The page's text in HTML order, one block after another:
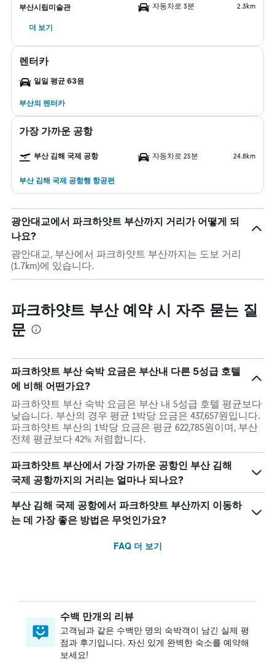
부산시립미술관 자동차로 3분 2.3km
더 보기
렌터카
일일 평균 63원
부산​의 렌터카
가장 가까운 공항
부산 김해 국제 공항 자동차로 25분 24.8km
부산 김해 국제 공항행 항공편
광안대교에서 파크하얏트 부산까지 거리가 어떻게 되
나요?
광안대교, 부산에서 파크하얏트 부산까지는 도보 거리
(1.7km)에 있습니다.
파크하얏트 부산 예약 시 자주 묻는 질
문
파크하얏트 부산 숙박 요금은 부산내 다른 5성급 호텔
에 비해 어떤가요?
파크하얏트 부산 숙박 요금은 부산 내 5성급 호텔 평균보다
낮습니다. 부산의 경우 평균 1박당 요금은 437,657원입니다.
파크하얏트 부산의 1박당 요금은 평균 622,785원이며, 부산
전체 평균보다 42% 저렴합니다.
파크하얏트 부산에서 가장 가까운 공항인 부산 김해
국제 공항까지의 거리는 얼마나 되나요?
부산 김해 국제 공항에서 파크하얏트 부산까지 이동하
는 데 가장 좋은 방법은 무엇인가요?
FAQ 더 보기
수백 만개의 리뷰
고객님과 같은 수백만 명의 숙박객이 남긴 실제 평
점과 후기입니다. 자신 있게 완벽한 숙소를 예약해
보세요!